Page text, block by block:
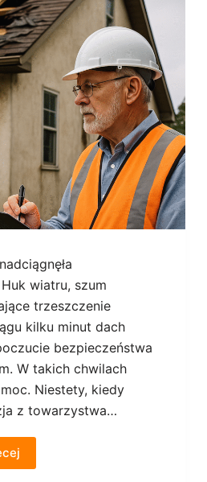
wiatru, szum
trzeszczenie
kilku minut dach
bezpieczeństwa
W takich chwilach
Niestety, kiedy
z towarzystwa…